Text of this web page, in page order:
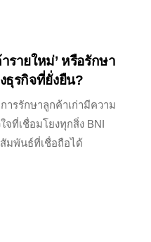
รายใหม่’ หรือรักษา
ธุรกิจที่ยั่งยืน?
ารรักษาลูกค้าเก่ามีความ
ที่เชื่อมโยงทุกสิ่ง BNI
มพันธ์ที่เชื่อถือได้